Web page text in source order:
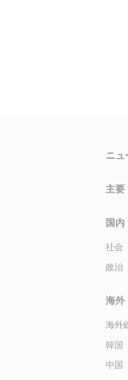
ニュ
主要
国内
社会
政治
海外
海外
韓国
中国